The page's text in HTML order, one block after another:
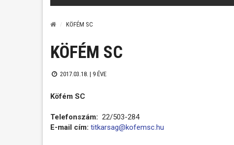
KÖFÉM SC
KÖFÉM SC
2017.03.18. | 9 ÉVE
Köfém SC
Telefonszám: 22/503-284
E-mail cím: titkarsag@kofemsc.hu